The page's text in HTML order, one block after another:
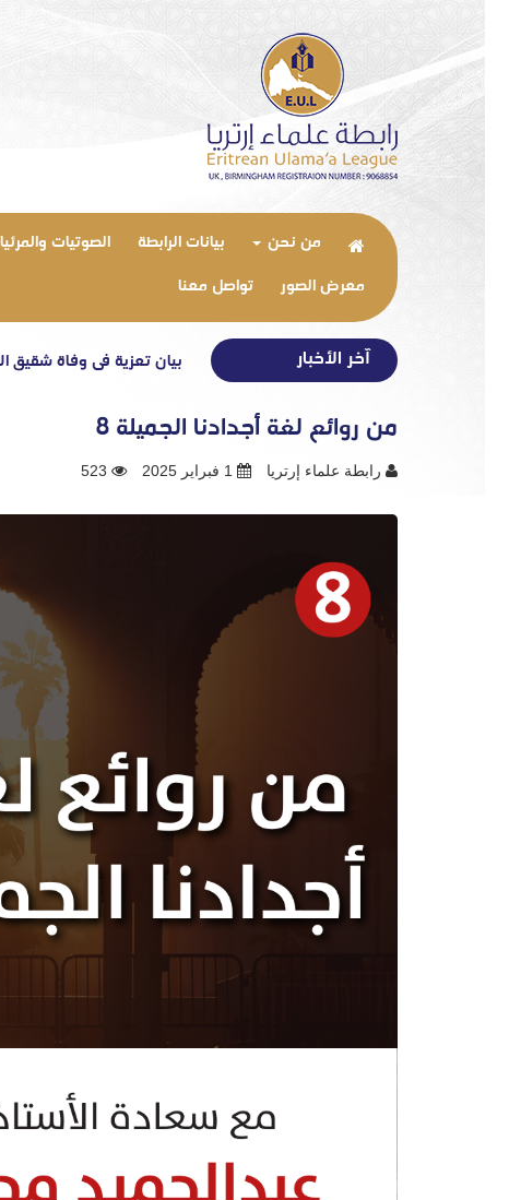
من نحن بيانات الرابطة الصوتيات
معرض الصور
تواصل معنا
آخر الأخبار بيان تعزية في وفاة شقيق الأستاذ
من روائع لغة أجدادنا الجميلة 8
رابطة علماء إرتريا